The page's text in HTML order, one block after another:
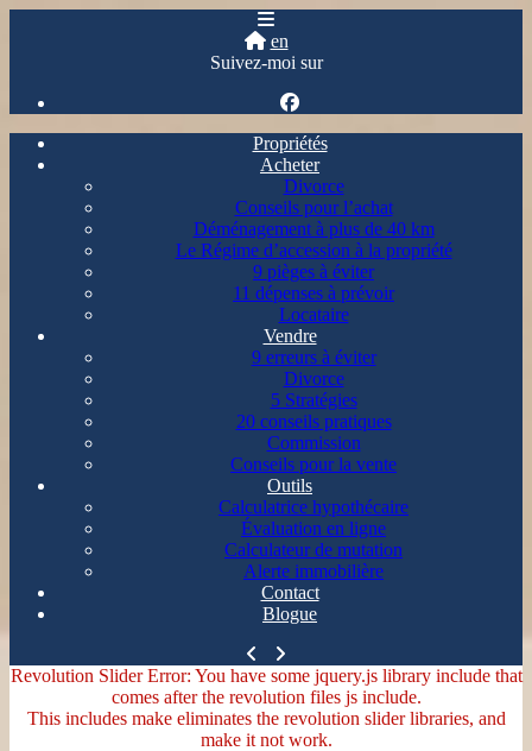
en
Suivez-moi sur
Propriétés
Acheter
Divorce
Conseils pour l’achat
Déménagement à plus de 40 km
Le Régime d’accession à la propriété
9 pièges à éviter
11 dépenses à prévoir
Locataire
Vendre
9 erreurs à éviter
Divorce
5 Stratégies
20 conseils pratiques
Commission
Conseils pour la vente
Outils
Calculatrice hypothécaire
Évaluation en ligne
Calculateur de mutation
Alerte immobilière
Contact
Blogue
Revolution Slider Error: You have some jquery.js library include that
comes after the revolution files js include.
This includes make eliminates the revolution slider libraries, and
make it not work.